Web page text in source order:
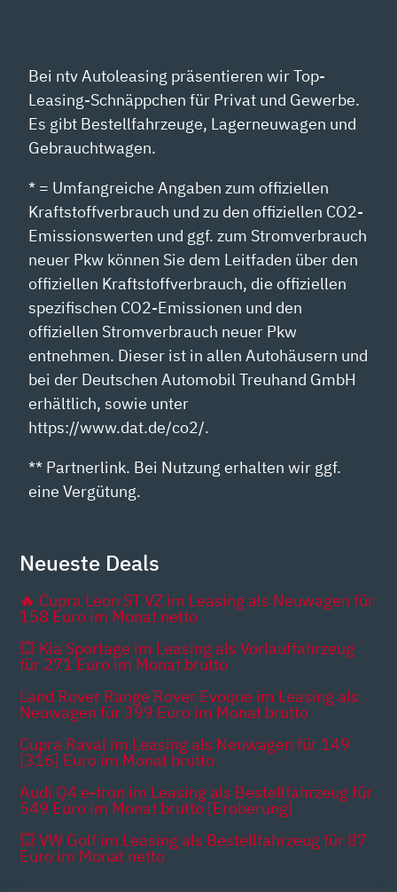
Bei ntv Autoleasing präsentieren wir Top-
Leasing-Schnäppchen für Privat und Gewerbe.
Es gibt Bestellfahrzeuge, Lagerneuwagen und
Gebrauchtwagen.
* = Umfangreiche Angaben zum offiziellen
Kraftstoffverbrauch und zu den offiziellen CO2-
Emissionswerten und ggf. zum Stromverbrauch
neuer Pkw können Sie dem Leitfaden über den
offiziellen Kraftstoffverbrauch, die offiziellen
spezifischen CO2-Emissionen und den
offiziellen Stromverbrauch neuer Pkw
entnehmen. Dieser ist in allen Autohäusern und
bei der Deutschen Automobil Treuhand GmbH
erhältlich, sowie unter
https://www.dat.de/co2/.
** Partnerlink. Bei Nutzung erhalten wir ggf.
eine Vergütung.
Neueste Deals
🔥 Cupra Leon ST VZ im Leasing als Neuwagen für
158 Euro im Monat netto
💥 Kia Sportage im Leasing als Vorlauffahrzeug
für 271 Euro im Monat brutto
Land Rover Range Rover Evoque im Leasing als
Neuwagen für 399 Euro im Monat brutto
Cupra Raval im Leasing als Neuwagen für 149
[316] Euro im Monat brutto
Audi Q4 e-tron im Leasing als Bestellfahrzeug für
549 Euro im Monat brutto [Eroberung]
💥 VW Golf im Leasing als Bestellfahrzeug für 87
Euro im Monat netto